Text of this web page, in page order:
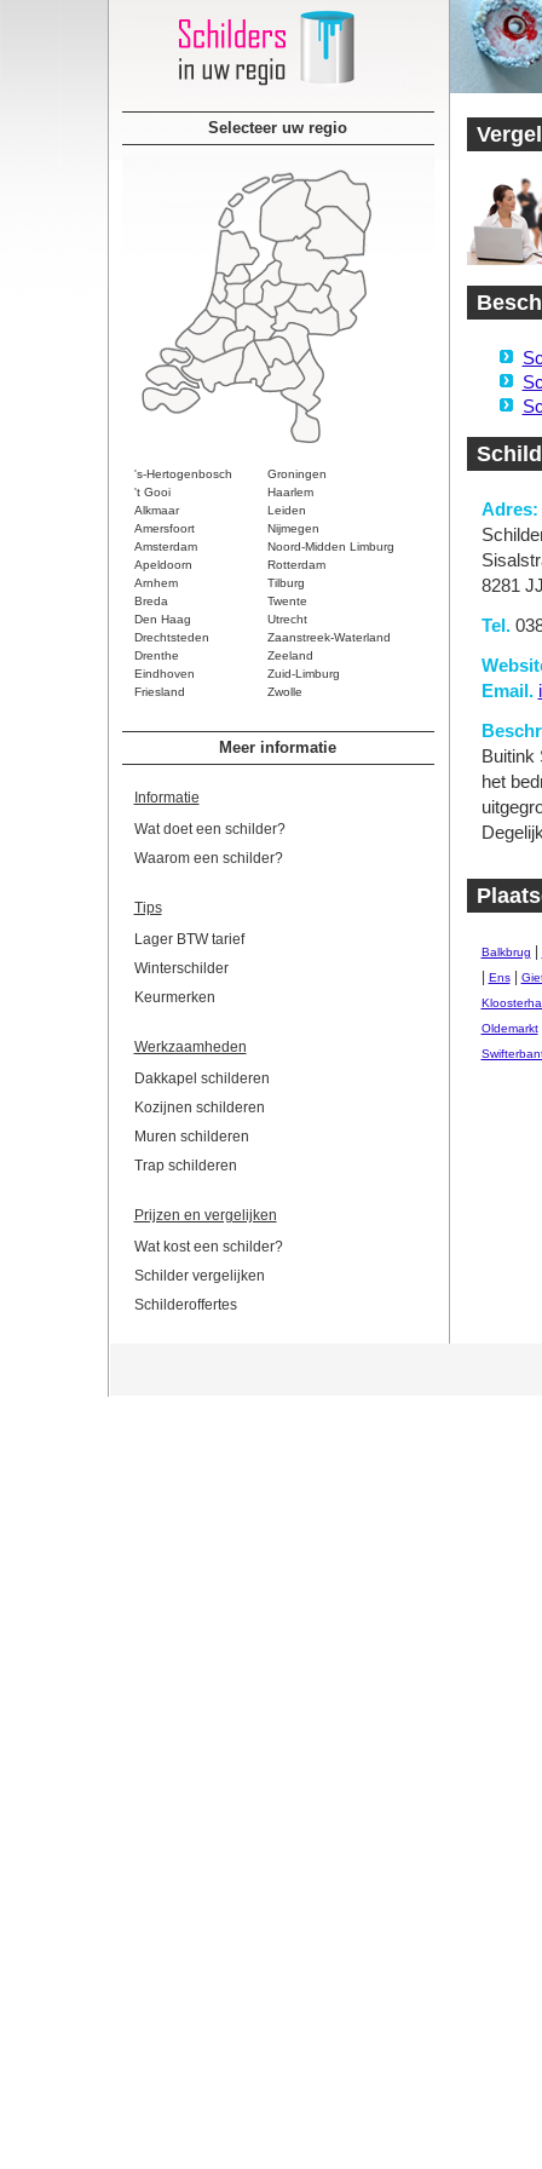
Selecteer uw regio
's-Hertogenbosch
Groningen
't Gooi
Haarlem
Alkmaar
Leiden
Amersfoort
Nijmegen
Amsterdam
Noord-Midden Limburg
Apeldoorn
Rotterdam
Arnhem
Tilburg
Breda
Twente
Den Haag
Utrecht
Drechtsteden
Zaanstreek-Waterland
Drenthe
Zeeland
Eindhoven
Zuid-Limburg
Friesland
Zwolle
Meer informatie
Informatie
Wat doet een schilder?
Waarom een schilder?
Tips
Lager BTW tarief
Winterschilder
Keurmerken
Werkzaamheden
Dakkapel schilderen
Kozijnen schilderen
Muren schilderen
Trap schilderen
Prijzen en vergelijken
Wat kost een schilder?
Schilder vergelijken
Schilderoffertes
Adres:
8281
Tel.
Email.
Buitink
het
Balkbrug
Ens|
Oldemarkt